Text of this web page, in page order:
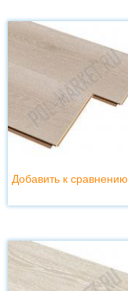
Добавить к сравнению